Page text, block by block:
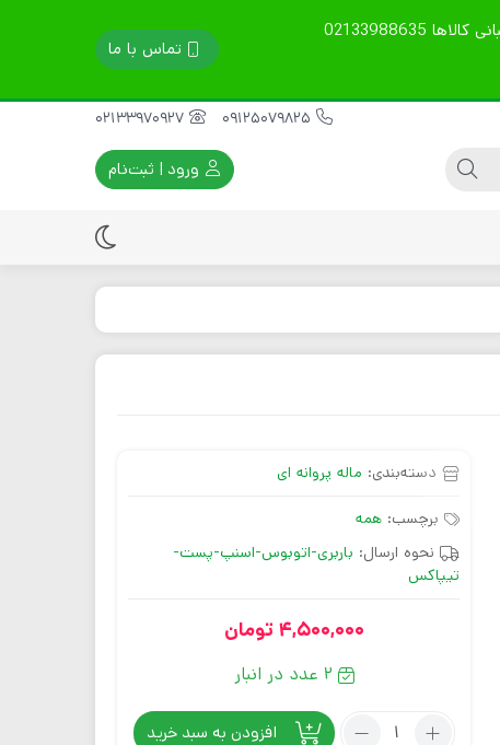
تمامی محصولات گارانتی 60 روزه دارند. قیمت ها آپدیت است. نوع ارسال را در توضیحات بنویسید. مشاوره فنی، خرید و پشتیبانی کالاها 02133988635
تماس با ما
ماله پروانه ای
موتور ویبراتور برقی
دسته‌بندی: ماله پروانه ای
برچسب: همه
نحوه ارسال: باربری-اتوبوس-اسنپ-پست-
تیپاکس
4,500,000 تومان
2 عدد در انبار
افزودن به سبد خرید